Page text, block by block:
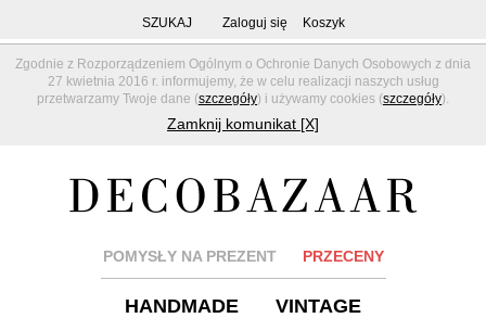
Zgodnie z Rozporządzeniem Ogólnym o Ochronie Danych Osobowych z dnia
27 kwietnia 2016 r. informujemy, że w celu realizacji naszych usług
przetwarzamy Twoje dane (szczegóły) i używamy cookies (szczegóły).
Zamknij komunikat [X]
SZUKAJ Zaloguj się Koszyk
POMYSŁY NA PREZENT PRZECENY
HANDMADE VINTAGE